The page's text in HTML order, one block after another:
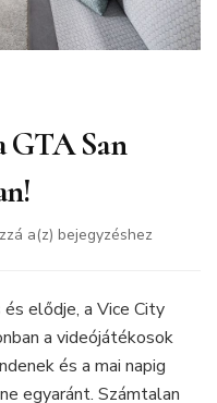
GTA San
a(z) Prémium
GTA
Andreasban?
Pontosan!
bejegyzéshez
elődje, a Vice City
a videójátékosok
és a mai napig
egyaránt. Számtalan